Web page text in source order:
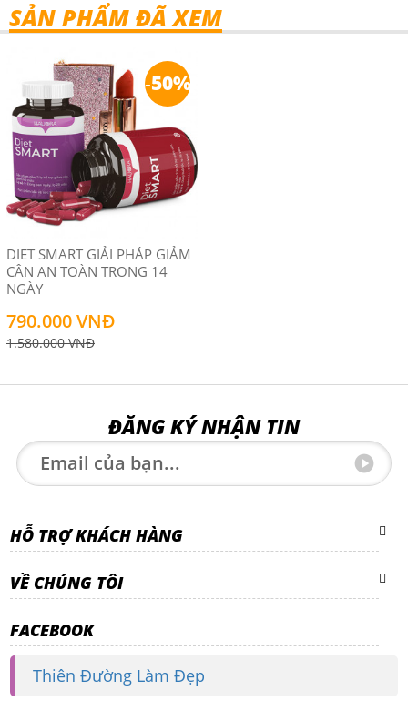
SẢN PHẨM ĐÃ XEM
DIET SMART GIẢI PHÁP GIẢM
CÂN AN TOÀN TRONG 14
NGÀY
790.000 VNĐ
1.580.000 VNĐ
-50%
ĐĂNG KÝ NHẬN TIN
HỖ TRỢ KHÁCH HÀNG
VỀ CHÚNG TÔI
FACEBOOK
Thiên Đường Làm Đẹp